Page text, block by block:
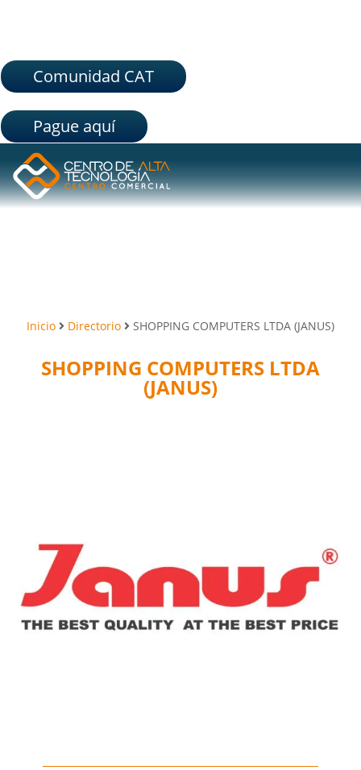
Comunidad CAT
Pague aquí
Inicio Directorio SHOPPING COMPUTERS LTDA (JANUS)
SHOPPING COMPUTERS LTDA
(JANUS)